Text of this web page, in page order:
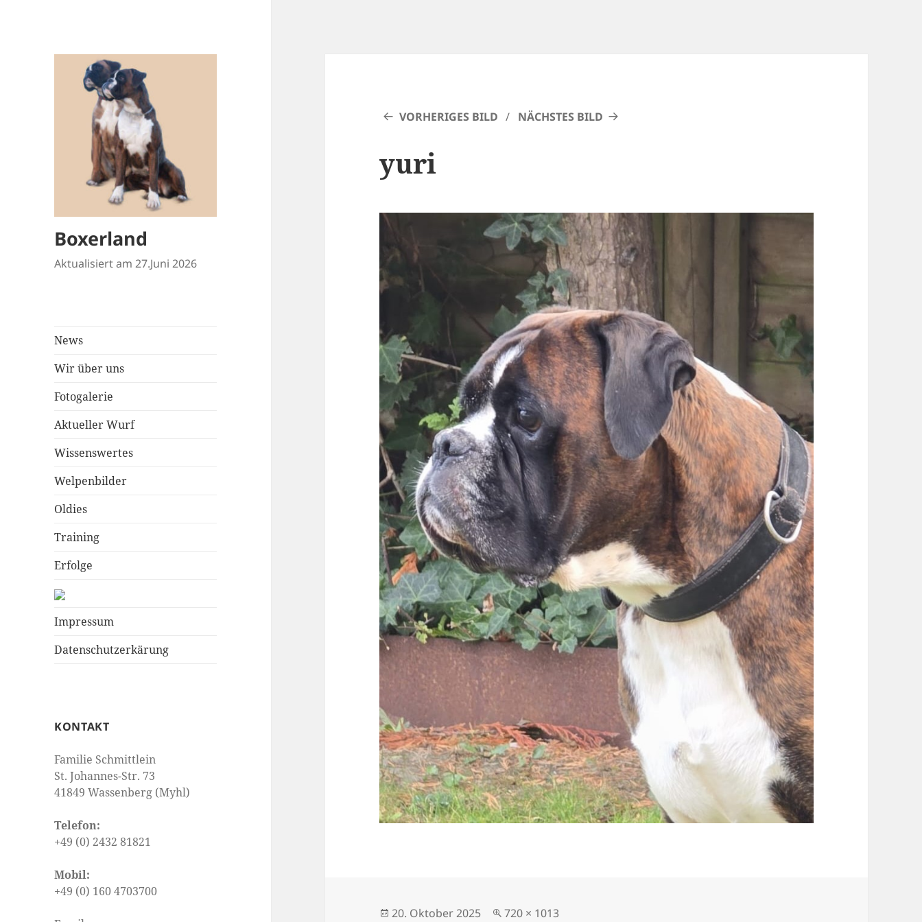
Boxerland
Aktualisiert am 27.Juni 2026
News
Wir über uns
Fotogalerie
Aktueller Wurf
Wissenswertes
Welpenbilder
Oldies
Training
Erfolge
Impressum
Datenschutzerkärung
KONTAKT
Familie Schmittlein
St. Johannes-Str. 73
41849 Wassenberg (Myhl)
Telefon:
+49 (0) 2432 81821
Mobil:
+49 (0) 160 4703700
VORHERIGES BILD NÄCHSTES BILD
yuri
Veröffentlicht
20. Oktober 2025 Originalgröße
720 × 1013